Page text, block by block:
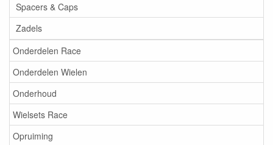
Spacers & Caps
Zadels
Onderdelen Race
Onderdelen Wielen
Onderhoud
Wielsets Race
Opruiming